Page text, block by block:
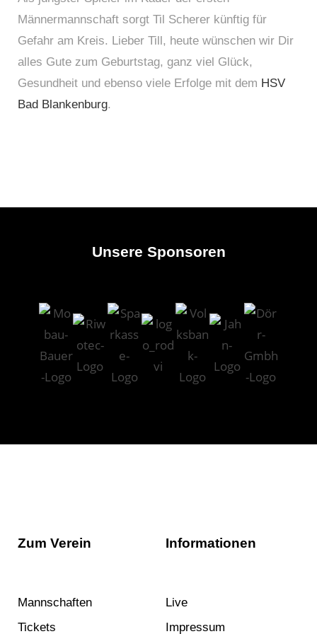
Männermannschaft sorgt Til Scherer künftig für
Gefahr am Kreis. Lieber Till, heute wünschen wir Dir
alles Gute zum Geburtstag, ganz viel Glück,
Gesundheit und ebenso viele Erfolge mit dem HSV
Bad Blankenburg.
Unsere Sponsoren
Zum Verein
Mannschaften
Tickets
Informationen
Live
Impressum